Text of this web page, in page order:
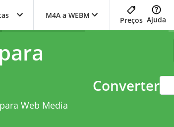
M4A a WEBM
Preços Ajuda
Web Media
Converter